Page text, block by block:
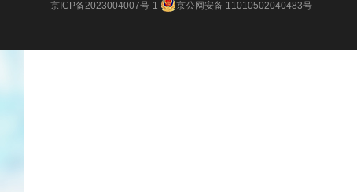
京ICP备2023004007号-1
京公网安备 11010502040483号